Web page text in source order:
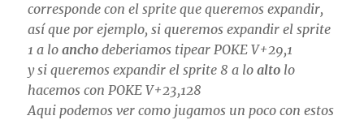
corresponde con el sprite que queremos expandir,
así que por ejemplo, si queremos expandir el sprite
1 a loancho deberiamos tipear POKE V+29,1
y si queremos expandir el sprite 8 a loalto lo
hacemos con POKE V+23,128
Aqui podemos ver como jugamos un poco con estos